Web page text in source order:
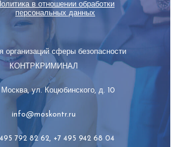
Политика в отношении обработки
персональных данных
организаций сферы безопасности
КОНТРКРИМИНАЛ
Москва, ул. Коцюбинского, д. 10
info@moskontr.ru
792 82 62, +7 495 942 68 04